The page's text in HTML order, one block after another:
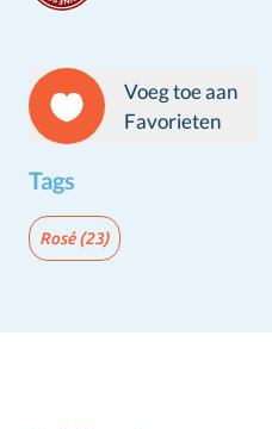
Voeg toe aan
Favorieten
Tags
Rosé(23)